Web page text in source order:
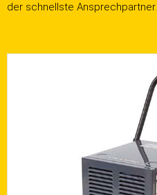
der schnellste Ansprechpartner.